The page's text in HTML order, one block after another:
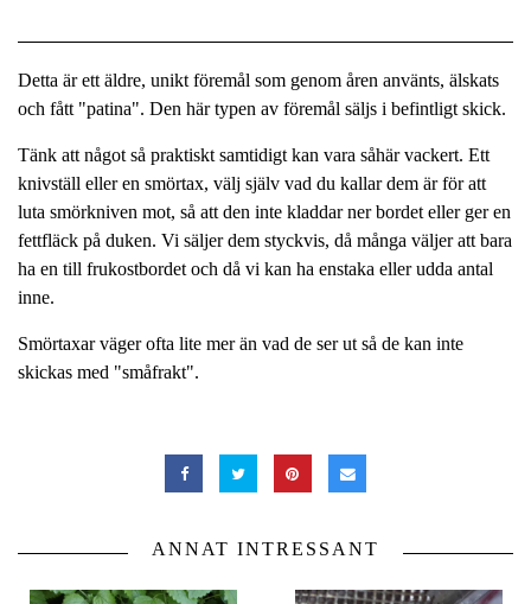
Detta är ett äldre, unikt föremål som genom åren använts, älskats
och fått "patina". Den här typen av föremål säljs i befintligt skick.
Tänk att något så praktiskt samtidigt kan vara såhär vackert. Ett
knivställ eller en smörtax, välj själv vad du kallar dem är för att
luta smörkniven mot, så att den inte kladdar ner bordet eller ger en
fettfläck på duken. Vi säljer dem styckvis, då många väljer att bara
ha en till frukostbordet och då vi kan ha enstaka eller udda antal
inne.
Smörtaxar väger ofta lite mer än vad de ser ut så de kan inte
skickas med "småfrakt".
ANNAT INTRESSANT